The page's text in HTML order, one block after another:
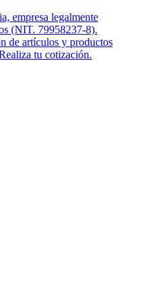
empresa legalmente
(NIT. 79958237-8).
de artículos y productos
tu cotización.